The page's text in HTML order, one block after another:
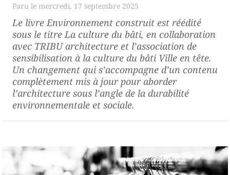
mercredi, 17 septembre 2025
Le livreEnvironnement construit est réédité
sous le titreLa culture du bâti, en collaboration
avec TRIBU architecture et l’association de
sensibilisation à la culture du bâti Ville en tête.
Un changement qui s’accompagne d’un contenu
complètement mis à jour pour aborder
l’architecture sous l’angle de la durabilité
environnementale et sociale.